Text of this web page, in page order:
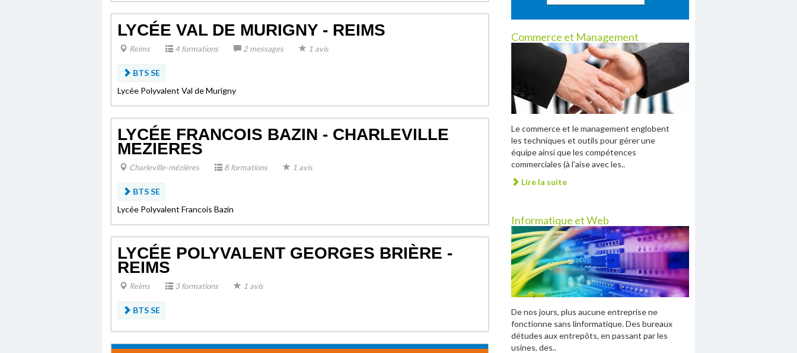
LYCÉE VAL DE MURIGNY - REIMS
Reims 4 formations 2 messages 1 avis
BTS SE
Lycée Polyvalent Val de Murigny
LYCÉE FRANCOIS BAZIN - CHARLEVILLE
MEZIERES
Charleville-mézières 8 formations 1 avis
BTS SE
Lycée Polyvalent Francois Bazin
LYCÉE POLYVALENT GEORGES BRIÈRE -
REIMS
Reims 3 formations 1 avis
BTS SE
Commerce et Management
Le commerce et le management englobent
les techniques et outils pour gérer une
équipe ainsi que les compétences
commerciales (à l'aise avec les..
Lire la suite
Informatique et Web
De nos jours, plus aucune entreprise ne
fonctionne sans linformatique. Des bureaux
détudes aux entrepôts, en passant par les
usines, des..